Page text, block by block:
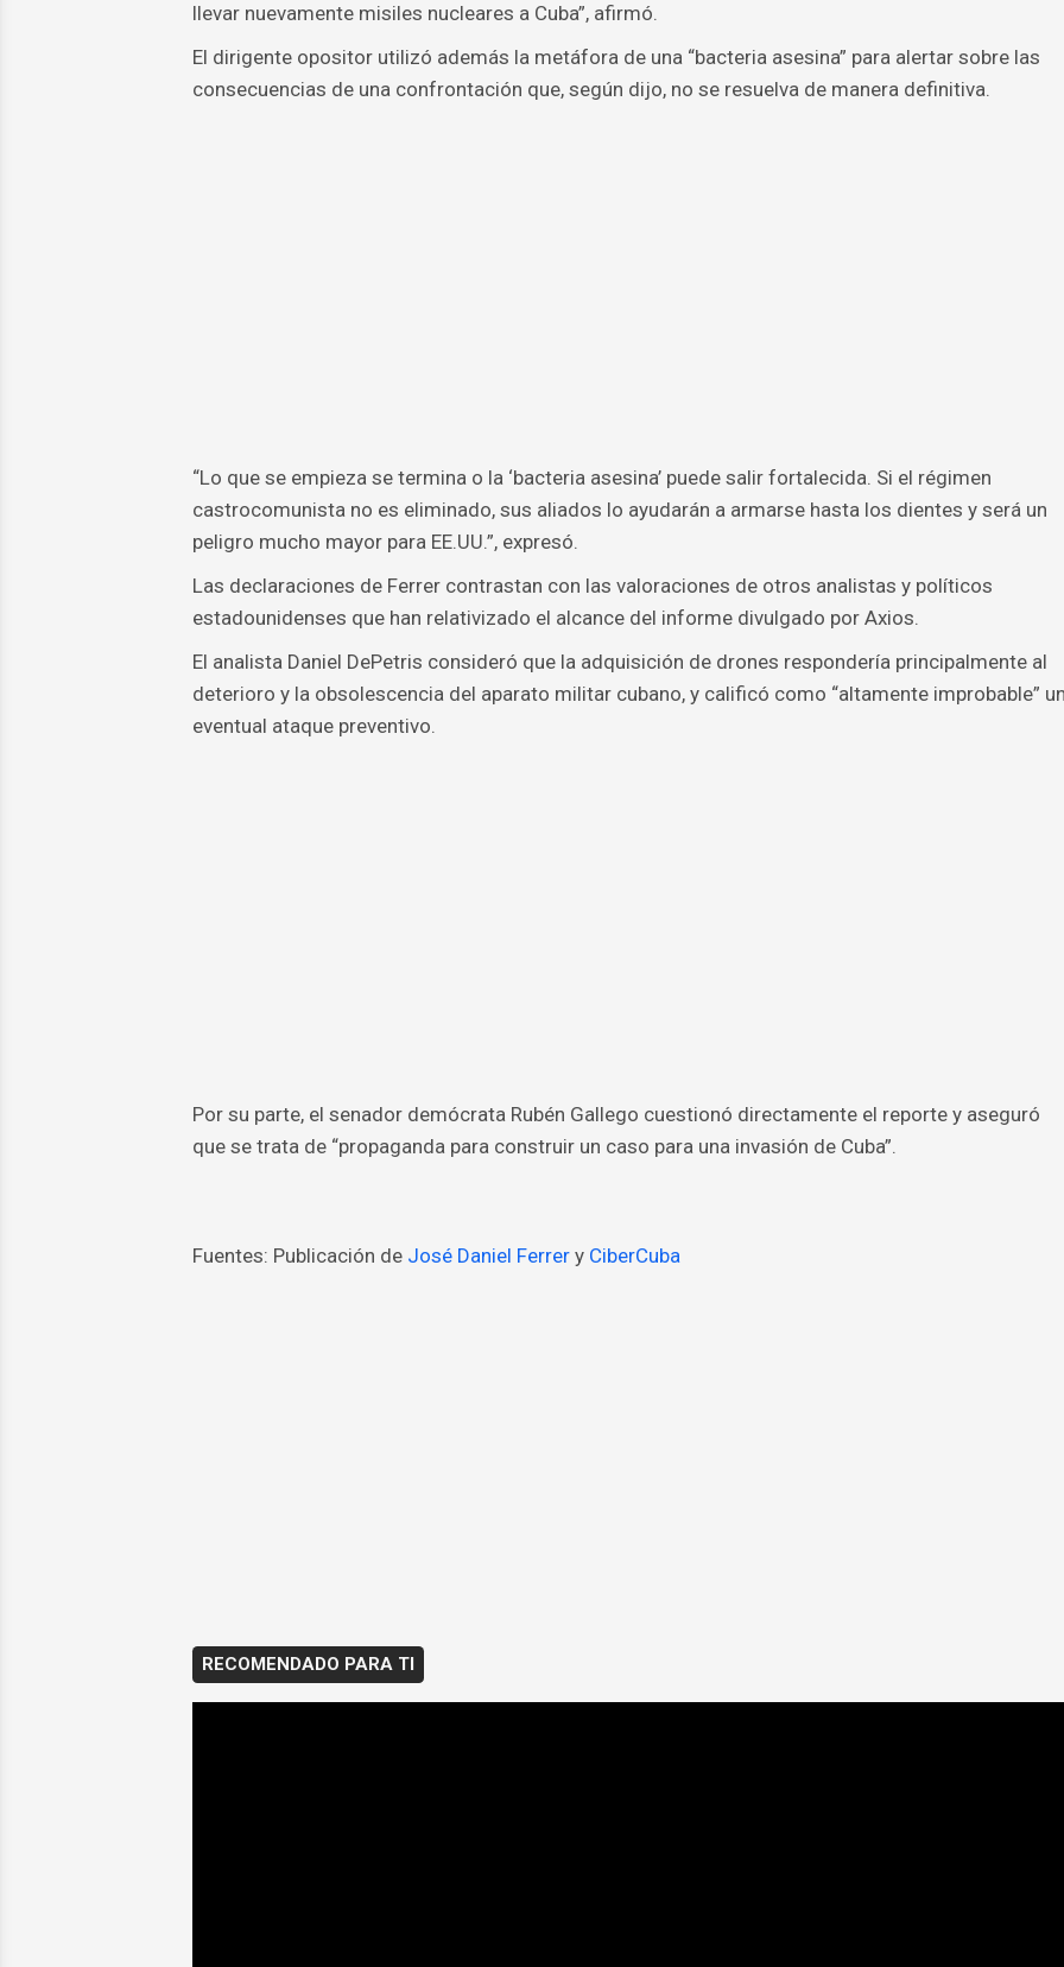
llevar nuevamente misiles nucleares a Cuba”, afirmó.
El dirigente opositor utilizó además la metáfora de una “bacteria asesina” para alertar sobre las
consecuencias de una confrontación que, según dijo, no se resuelva de manera definitiva.
“Lo que se empieza se termina o la ‘bacteria asesina’ puede salir fortalecida. Si el régimen
castrocomunista no es eliminado, sus aliados lo ayudarán a armarse hasta los dientes y será un
peligro mucho mayor para EE.UU.”, expresó.
Las declaraciones de Ferrer contrastan con las valoraciones de otros analistas y políticos
estadounidenses que han relativizado el alcance del informe divulgado por Axios.
El analista Daniel DePetris consideró que la adquisición de drones respondería principalmente al
deterioro y la obsolescencia del aparato militar cubano, y calificó como “altamente improbable”
eventual ataque preventivo.
Por su parte, el senador demócrata Rubén Gallego cuestionó directamente el reporte y aseguró
que se trata de “propaganda para construir un caso para una invasión de Cuba”.
Fuentes: Publicación de José Daniel Ferrery CiberCuba
RECOMENDADO PARA TI